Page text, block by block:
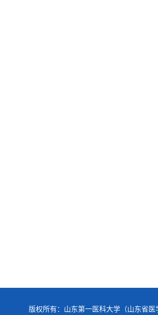
版权所有：山东第一医科大学（山东省